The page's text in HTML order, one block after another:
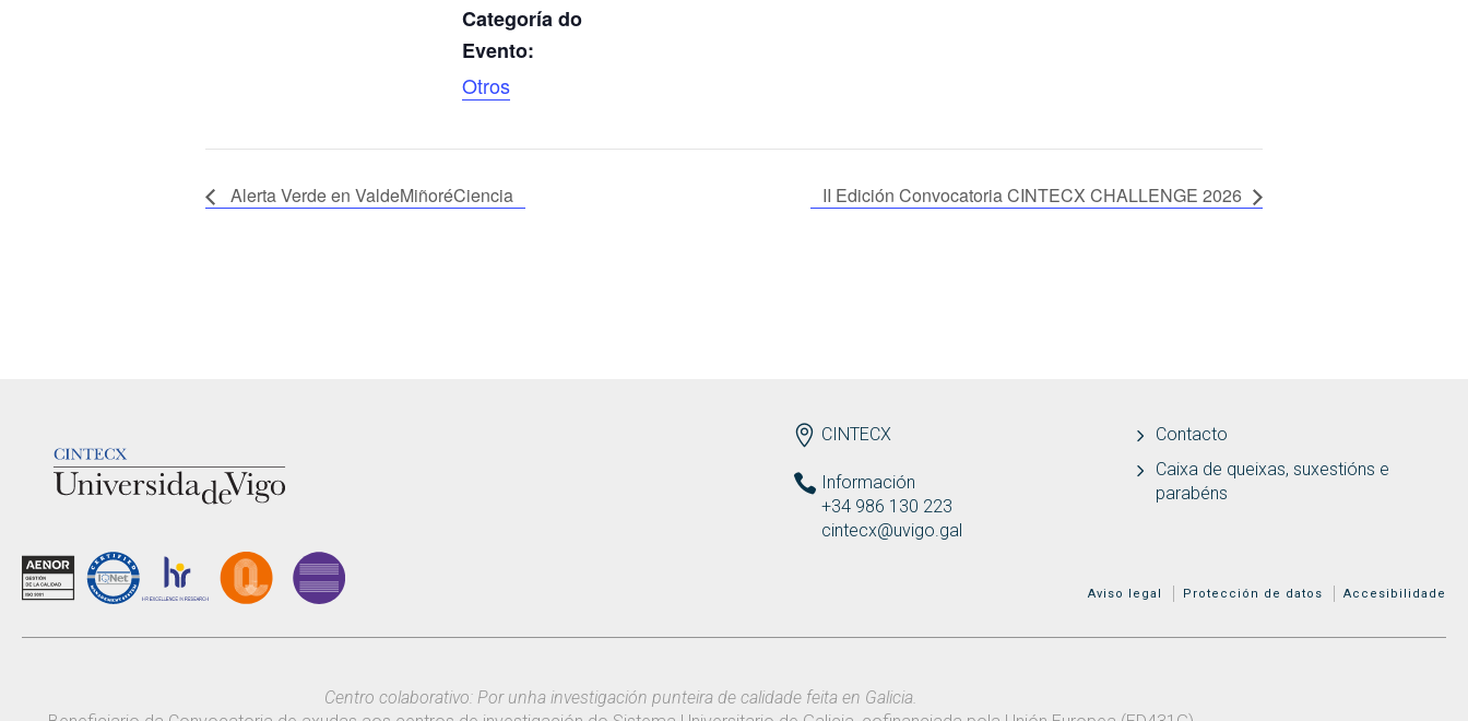
Categoría do
Evento:
Otros
Alerta Verde en ValdeMiñoréCiencia II Edición Convocatoria CINTECX CHALLENGE 2026
ENDEREZOCINTECX
Información
+34 986 130 223
cintecx@uvigo.gal
Contacto
Caixa de queixas, suxestións e
parabéns
MENÚ ADICIONAL
Aviso legal Protección de datos Accesibilidade
Centro colaborativo: Por unha investigación punteira de calidade feita en Galicia.